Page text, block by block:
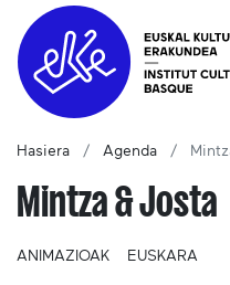
Hasiera Agenda
Mintza & Josta
ANIMAZIOAK EUSKARA